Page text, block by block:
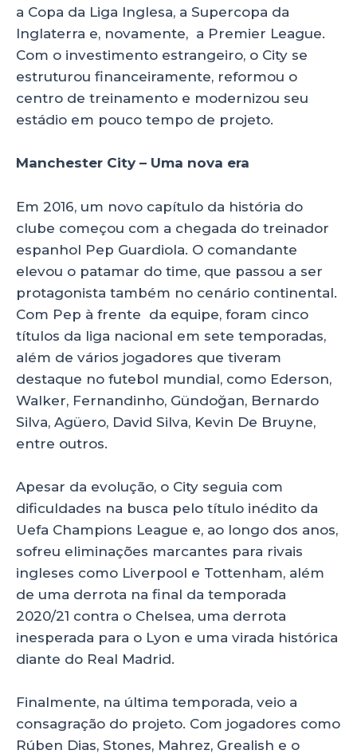
a Copa da Liga Inglesa, a Supercopa da
Inglaterra e, novamente, a Premier League.
Com o investimento estrangeiro, o City se
estruturou financeiramente, reformou o
centro de treinamento e modernizou seu
estádio em pouco tempo de projeto.
Manchester City – Uma nova era
Em 2016, um novo capítulo da história do
clube começou com a chegada do treinador
espanhol Pep Guardiola. O comandante
elevou o patamar do time, que passou a ser
protagonista também no cenário continental.
Com Pep à frente da equipe, foram cinco
títulos da liga nacional em sete temporadas,
além de vários jogadores que tiveram
destaque no futebol mundial, como Ederson,
Walker, Fernandinho, Gündoğan, Bernardo
Silva, Agüero, David Silva, Kevin De Bruyne,
entre outros.
Apesar da evolução, o City seguia com
dificuldades na busca pelo título inédito da
Uefa Champions League e, ao longo dos anos,
sofreu eliminações marcantes para rivais
ingleses como Liverpool e Tottenham, além
de uma derrota na final da temporada
2020/21 contra o Chelsea, uma derrota
inesperada para o Lyon e uma virada histórica
diante do Real Madrid.
Finalmente, na última temporada, veio a
consagração do projeto. Com jogadores como
Rúben Dias, Stones, Mahrez, Grealish e o